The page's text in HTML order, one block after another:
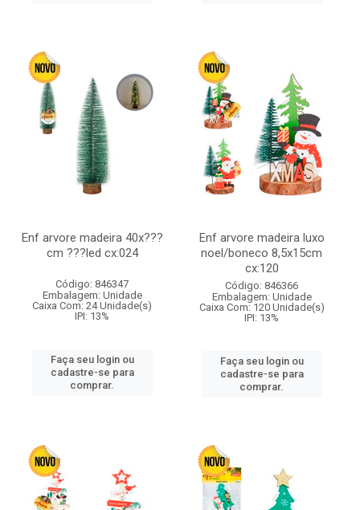
Enf arvore madeira 40x???
cm ???led cx:024
Código: 846347
Embalagem: Unidade
Caixa Com: 24 Unidade(s)
IPI: 13%
Faça seu login ou
cadastre-se para
comprar.
Enf arvore madeira luxo
noel/boneco 8,5x15cm
cx:120
Código: 846366
Embalagem: Unidade
Caixa Com: 120 Unidade(s)
IPI: 13%
Faça seu login ou
cadastre-se para
comprar.